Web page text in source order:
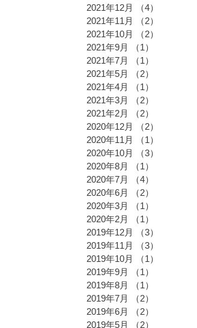
2021年12月
（4）
2021年11月
（2）
2021年10月
（2）
2021年9月
（1）
2021年7月
（1）
2021年5月
（2）
2021年4月
（1）
2021年3月
（2）
2021年2月
（2）
2020年12月
（2）
2020年11月
（1）
2020年10月
（3）
2020年8月
（1）
2020年7月
（4）
2020年6月
（2）
2020年3月
（1）
2020年2月
（1）
2019年12月
（3）
2019年11月
（3）
2019年10月
（1）
2019年9月
（1）
2019年8月
（1）
2019年7月
（2）
2019年6月
（2）
2019年5月
（2）